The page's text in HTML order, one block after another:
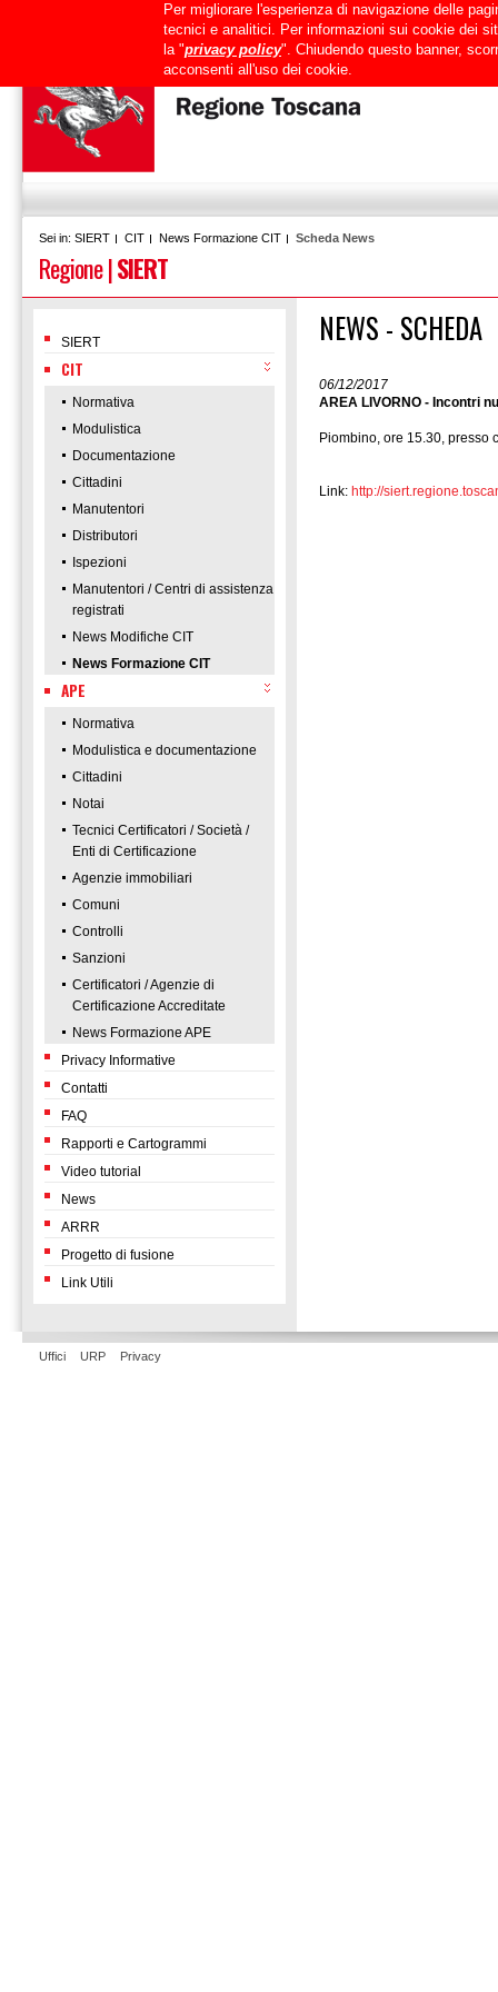
Mappa del sito RTRT Intranet
Sei in: SIERT CIT News Formazione CIT Scheda News
Regione|SIERT
SIERT
CIT
Normativa
Modulistica
Documentazione
Cittadini
Manutentori
Distributori
Ispezioni
Manutentori / Centri di assistenza
registrati
News Modifiche CIT
News Formazione CIT
APE
Normativa
Modulistica e documentazione
Cittadini
Notai
Tecnici Certificatori / Società /
Enti di Certificazione
Agenzie immobiliari
Comuni
Controlli
Sanzioni
Certificatori / Agenzie di
Certificazione Accreditate
News Formazione APE
Privacy Informative
Contatti
FAQ
Rapporti e Cartogrammi
Video tutorial
News
ARRR
Progetto di fusione
Link Utili
NEWS - SCHEDA
06/12/2017
AREA LIVORNO - Incontri
Piombino, ore 15.30, presso
Link: http://
Uffici URP Privacy
Per migliorare l'esperienza di navigazione delle
tecnici e analitici. Per informazioni sui cookie dei
la "privacy policy". Chiudendo questo banner,
acconsenti all'uso dei cookie.